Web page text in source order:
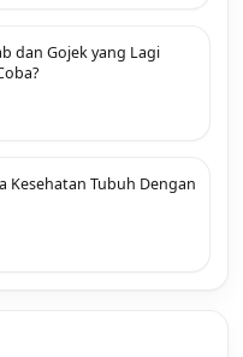
dan Gojek yang Lagi
Kesehatan Tubuh Dengan